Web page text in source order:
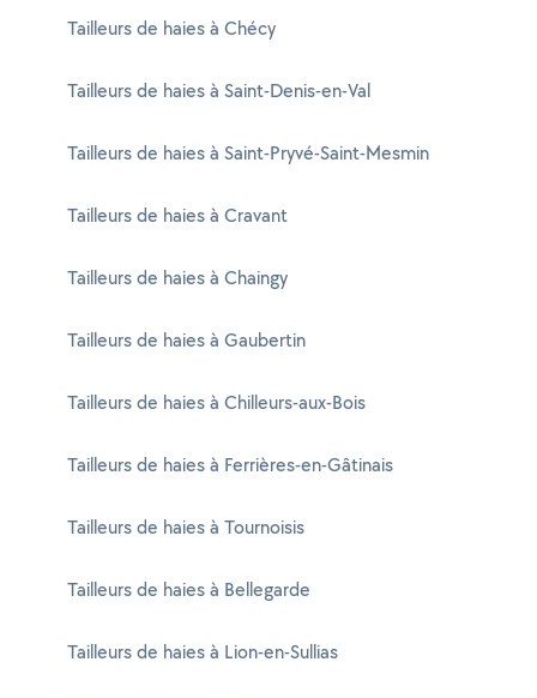
Tailleurs de haies à Chécy
Tailleurs de haies à Saint-Denis-en-Val
Tailleurs de haies à Saint-Pryvé-Saint-Mesmin
Tailleurs de haies à Cravant
Tailleurs de haies à Chaingy
Tailleurs de haies à Gaubertin
Tailleurs de haies à Chilleurs-aux-Bois
Tailleurs de haies à Ferrières-en-Gâtinais
Tailleurs de haies à Tournoisis
Tailleurs de haies à Bellegarde
Tailleurs de haies à Lion-en-Sullias